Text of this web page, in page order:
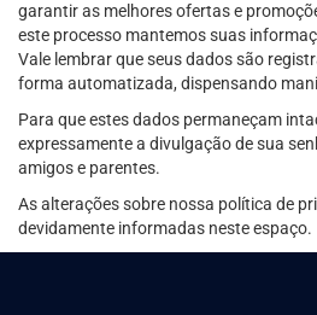
garantir as melhores ofertas e
este processo mantemos suas
Vale lembrar que seus dados são
forma automatizada, dispensando
Para que estes dados permaneçam
expressamente a divulgação de sua
amigos e parentes.
As alterações sobre nossa política de
devidamente informadas neste espaço.